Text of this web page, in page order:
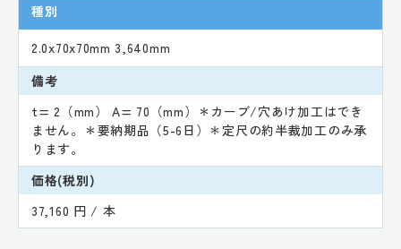
種別
2.0x70x70mm 3,640mm
備考
t= 2（mm） A= 70（mm）＊カーブ/穴あけ加工はでき
ません。＊要納期品（5-6日）＊定尺の約半裁加工のみ承
ります。
価格(税別)
37,160 円 / 本